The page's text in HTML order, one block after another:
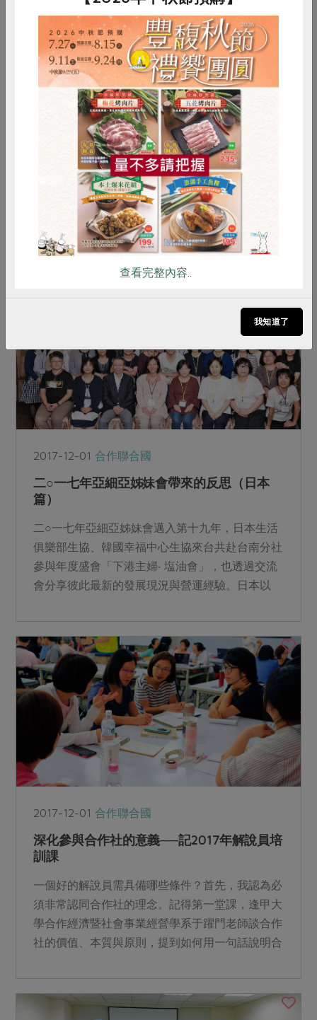
2018-01-01合作聯合國
擁抱開放共享的城市！──香港的良心消費與
合作運動
二○一七年十一月初，應香港社會服務聯會（社
聯）之邀，代表合作社參與其七十周年會員大會的
專題論壇。此行亦實地拜訪幾個致力投入良心消費
運動的組織，雖只是浮光掠影、匆匆一瞥，也能感
受這城市中，合作運動...
2017-12-01合作聯合國
二○一七年亞細亞姊妹會帶來的反思（日本
篇）
二○一七年亞細亞姊妹會邁入第十九年，日本生活
俱樂部生協、韓國幸福中心生協來台共赴台南分社
參與年度盛會「下港主婦‧ 塩油會」，也透過交流
會分享彼此最新的發展現況與營運經驗。日本以
2017-12-01合作聯合國
深化參與合作社的意義──記2017年解說員培
訓課
一個好的解說員需具備哪些條件？首先，我認為必
須非常認同合作社的理念。記得第一堂課，逢甲大
學合作經濟暨社會事業經營學系于躍門老師談合作
社的價值、本質與原則，提到如何用一句話說明合
RPET 食譜 減硝酸鹽
雞蛋 食安 共同購買
查看完整內容..
我知道了